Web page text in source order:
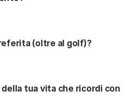
(oltre al golf)?
della tua vita che ricordi con